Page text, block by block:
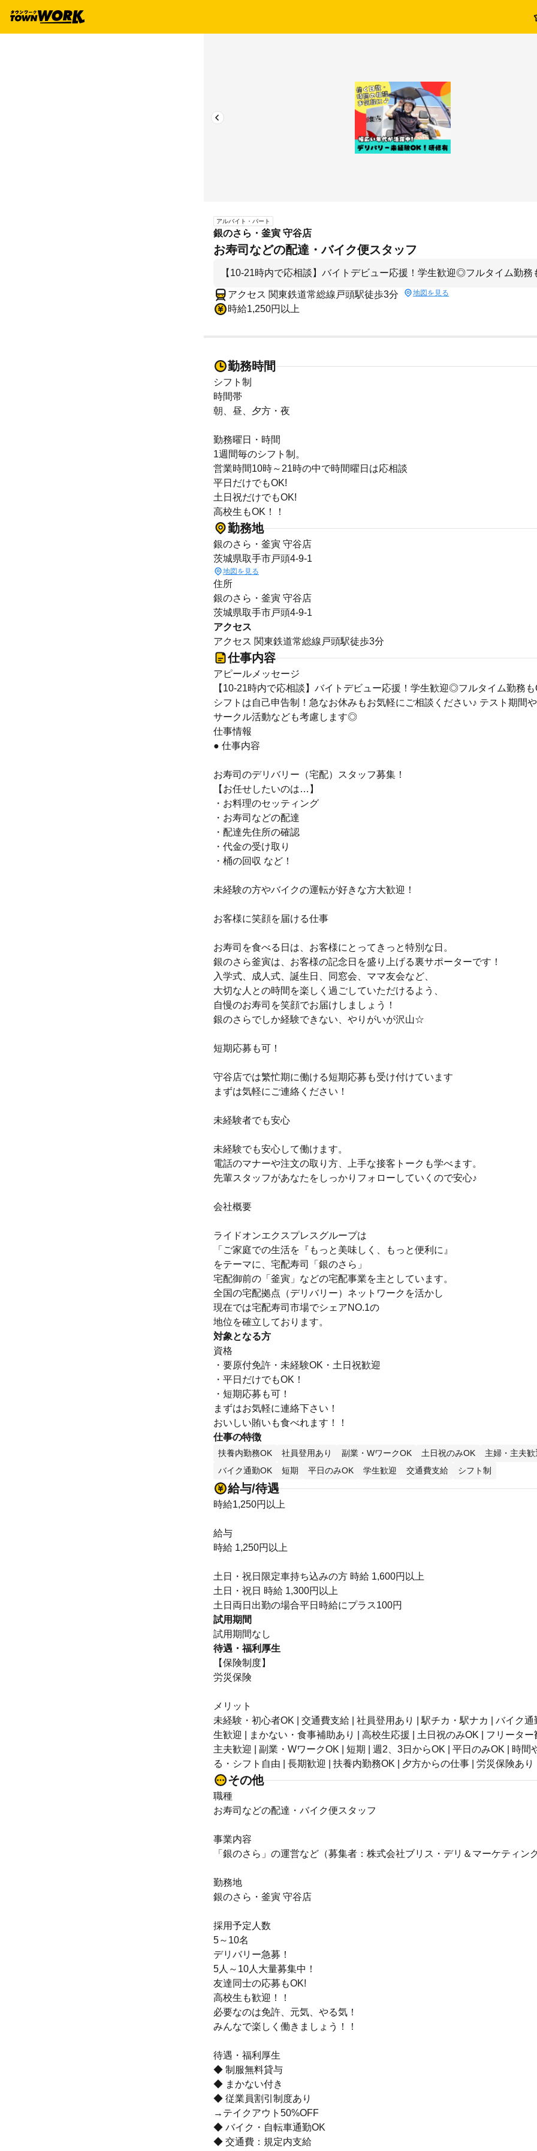
アルバイト・パート
銀のさら・釜寅 守谷店
お寿司などの配達・バイク便スタッフ
【10-21時内で応相談】バイトデビュー応援！学生歓迎◎フルタイム勤務
アクセス 関東鉄道常総線戸頭駅徒歩3分 地図を見る
時給1,250円以上
勤務時間
シフト制
時間帯
朝、昼、夕方・夜
勤務曜日・時間
1週間毎のシフト制。
営業時間10時～21時の中で時間曜日は応相談
平日だけでもOK!
土日祝だけでもOK!
高校生もOK！！
勤務地
銀のさら・釜寅 守谷店
茨城県取手市戸頭4-9-1
地図を見る
住所
銀のさら・釜寅 守谷店
茨城県取手市戸頭4-9-1
アクセス
アクセス 関東鉄道常総線戸頭駅徒歩3分
仕事内容
アピールメッセージ
【10-21時内で応相談】バイトデビュー応援！学生歓迎◎フルタイム勤務も
シフトは自己申告制！急なお休みもお気軽にご相談ください♪ テスト期間
サークル活動なども考慮します◎
仕事情報
● 仕事内容
お寿司のデリバリー（宅配）スタッフ募集！
【お任せしたいのは…】
・お料理のセッティング
・お寿司などの配達
・配達先住所の確認
・代金の受け取り
・桶の回収 など！
未経験の方やバイクの運転が好きな方大歓迎！
お客様に笑顔を届ける仕事
お寿司を食べる日は、お客様にとってきっと特別な日。
銀のさら釜寅は、お客様の記念日を盛り上げる裏サポーターです！
入学式、成人式、誕生日、同窓会、ママ友会など、
大切な人との時間を楽しく過ごしていただけるよう、
自慢のお寿司を笑顔でお届けしましょう！
銀のさらでしか経験できない、やりがいが沢山☆
短期応募も可！
守谷店では繁忙期に働ける短期応募も受け付けています
まずは気軽にご連絡ください！
未経験者でも安心
未経験でも安心して働けます。
電話のマナーや注文の取り方、上手な接客トークも学べます。
先輩スタッフがあなたをしっかりフォローしていくので安心♪
会社概要
ライドオンエクスプレスグループは
「ご家庭での生活を『もっと美味しく、もっと便利に』
をテーマに、宅配寿司「銀のさら」
宅配御前の「釜寅」などの宅配事業を主としています。
全国の宅配拠点（デリバリー）ネットワークを活かし
現在では宅配寿司市場でシェアNO.1の
地位を確立しております。
対象となる方
資格
・要原付免許・未経験OK・土日祝歓迎
・平日だけでもOK！
・短期応募も可！
まずはお気軽に連絡下さい！
おいしい賄いも食べれます！！
仕事の特徴
扶養内勤務OK 社員登用あり 副業・WワークOK 土日祝のみOK
主婦・主夫歓
バイク通勤OK
短期 平日のみOK 学生歓迎 交通費支給 シフト制
給与/待遇
時給1,250円以上
給与
時給 1,250円以上
土日・祝日限定車持ち込みの方 時給 1,600円以上
土日・祝日 時給 1,300円以上
土日両日出勤の場合平日時給にプラス100円
試用期間
試用期間なし
待遇・福利厚生
【保険制度】
労災保険
メリット
未経験・初心者OK | 交通費支給 | 社員登用あり | 駅チカ・駅ナカ | バイク通
生歓迎 | まかない・食事補助あり | 高校生応援 | 土日祝のみOK | フリーター
主夫歓迎 | 副業・WワークOK | 短期 | 週2、3日からOK | 平日のみOK | 時間
る・シフト自由 | 長期歓迎 | 扶養内勤務OK | 夕方からの仕事 | 労災保険あり
その他
職種
お寿司などの配達・バイク便スタッフ
事業内容
「銀のさら」の運営など（募集者：株式会社ブリス・デリ＆マーケティン
勤務地
銀のさら・釜寅 守谷店
採用予定人数
5～10名
デリバリー急募！
5人～10人大量募集中！
友達同士の応募もOK!
高校生も歓迎！！
必要なのは免許、元気、やる気！
みんなで楽しく働きましょう！！
待遇・福利厚生
◆ 制服無料貸与
◆ まかない付き
◆ 従業員割引制度あり
→テイクアウト50%OFF
◆ バイク・自転車通勤OK
◆ 交通費：規定内支給